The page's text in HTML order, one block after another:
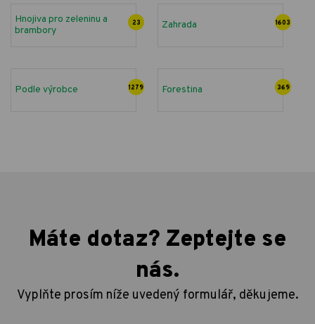
Hnojiva pro zeleninu a
brambory
23 Zahrada 1603
Podle výrobce 1279 Forestina 369
Máte dotaz? Zeptejte se
nás.
Vyplňte prosím níže uvedený formulář, děkujeme.